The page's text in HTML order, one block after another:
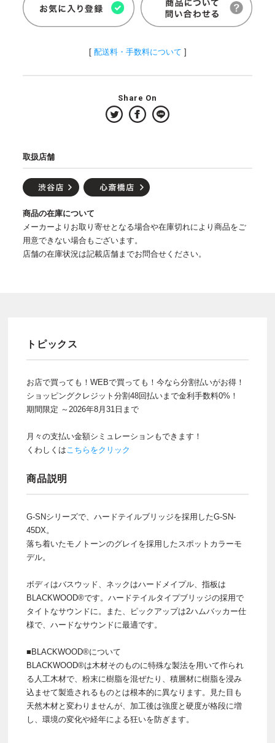
[ 配送料・手数料について ]
Share On
取扱店舗
商品の在庫について
メーカーよりお取り寄せとなる場合や在庫切れにより商品をご
用意できない場合もございます。
店舗の在庫状況は記載店舗までお問合せください。
トピックス
お店で買っても！WEBで買っても！今なら分割払いがお得！
ショッピングクレジット分割48回払いまで金利手数料0%！
期間限定 ～2026年8月31日まで
月々の支払い金額シミュレーションもできます！
くわしくはこちらをクリック
商品説明
G-SNシリーズで、ハードテイルブリッジを採用したG-SN-
45DX。
落ち着いたモノトーンのグレイを採用したスポットカラーモ
デル。
ボディはバスウッド、ネックはハードメイプル、指板は
BLACKWOOD®です。ハードテイルタイプブリッジの採用で
タイトなサウンドに。また、ピックアップは2ハムバッカー仕
様で、ハードなサウンドに最適です。
■BLACKWOOD®について
BLACKWOOD®は木材そのものに特殊な製法を用いて作られ
る人工木材で、粉末に樹脂を混ぜたり、積層材に樹脂を浸み
込ませて製造されるものとは根本的に異なります。見た目も
天然木材と変わりませんが、加工後は強度と硬度が格段に増
し、環境の変化や経年による狂いを防ぎます。